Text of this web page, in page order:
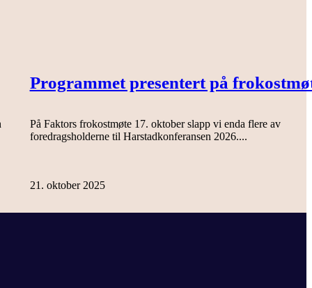
Programmet presentert på
På Faktors frokostmøte 17. oktober slapp vi enda flere av
foredragsholderne til Harstadkonferansen 2026....
21. oktober 2025